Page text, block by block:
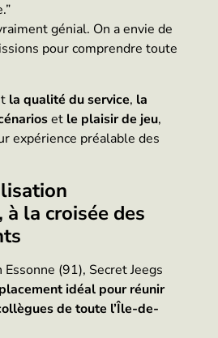
génial. On a envie de
pour comprendre toute
la qualité du service, la
et le plaisir de jeu,
expérience préalable des
la croisée des
(91), Secret Jeegs
idéal pour réunir
de toute l’Île-de-